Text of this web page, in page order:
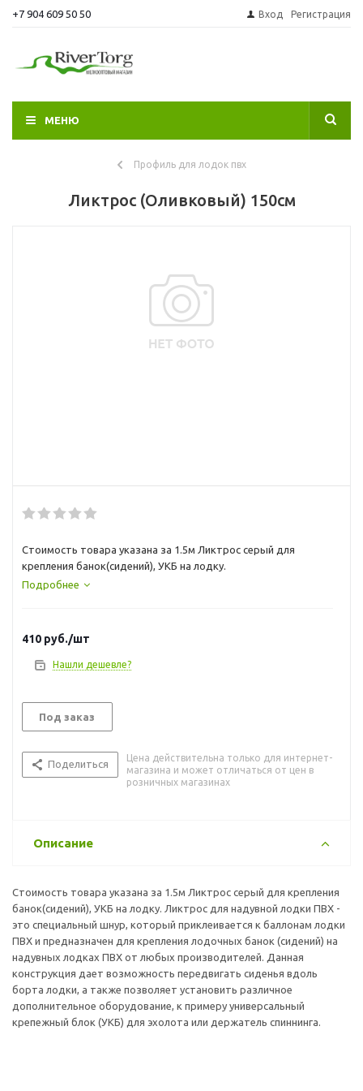
+7 904 609 50 50 Вход Регистрация
МЕНЮ
Профиль для лодок пвх
Ликтрос (Оливковый) 150см
Стоимость товара указана за 1.5м Ликтрос серый для
крепления банок(сидений), УКБ на лодку.
Подробнее
410 руб./шт
Нашли дешевле?
Под заказ
Поделиться
Цена действительна только для интернет-
магазина и может отличаться от цен в
розничных магазинах
Описание
Стоимость товара указана за 1.5м Ликтрос серый для крепления
банок(сидений), УКБ на лодку. Ликтрос для надувной лодки ПВХ -
это специальный шнур, который приклеивается к баллонам лодки
ПВХ и предназначен для крепления лодочных банок (сидений) на
надувных лодках ПВХ от любых производителей. Данная
конструкция дает возможность передвигать сиденья вдоль
борта лодки, а также позволяет установить различное
дополнительное оборудование, к примеру универсальный
крепежный блок (УКБ) для эхолота или держатель спиннинга.